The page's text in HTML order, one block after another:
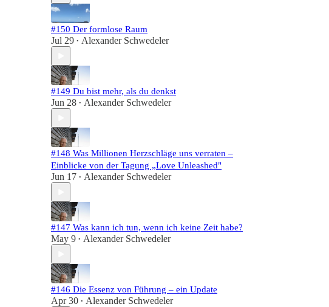
#150 Der formlose Raum
Jul 29 • Alexander Schwedeler
#149 Du bist mehr, als du denkst
Jun 28 • Alexander Schwedeler
#148 Was Millionen Herzschläge uns verraten –
Einblicke von der Tagung „Love Unleashed"
Jun 17 • Alexander Schwedeler
#147 Was kann ich tun, wenn ich keine Zeit habe?
May 9 • Alexander Schwedeler
#146 Die Essenz von Führung – ein Update
Apr 30 • Alexander Schwedeler